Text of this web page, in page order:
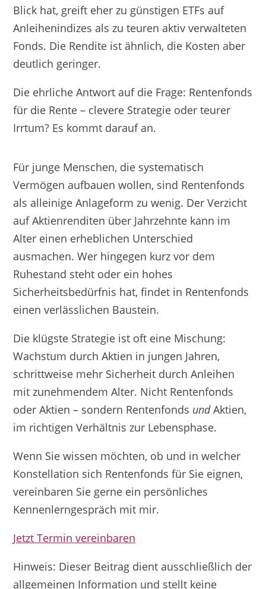
Blick hat, greift eher zu günstigen ETFs auf
Anleihenindizes als zu teuren aktiv verwalteten
Fonds. Die Rendite ist ähnlich, die Kosten aber
deutlich geringer.
Die ehrliche Antwort auf die Frage: Rentenfonds
für die Rente – clevere Strategie oder teurer
Irrtum? Es kommt darauf an.
Für junge Menschen, die systematisch
Vermögen aufbauen wollen, sind Rentenfonds
als alleinige Anlageform zu wenig. Der Verzicht
auf Aktienrenditen über Jahrzehnte kann im
Alter einen erheblichen Unterschied
ausmachen. Wer hingegen kurz vor dem
Ruhestand steht oder ein hohes
Sicherheitsbedürfnis hat, findet in Rentenfonds
einen verlässlichen Baustein.
Die klügste Strategie ist oft eine Mischung:
Wachstum durch Aktien in jungen Jahren,
schrittweise mehr Sicherheit durch Anleihen
mit zunehmendem Alter. Nicht Rentenfonds
oder Aktien – sondern Rentenfonds undAktien,
im richtigen Verhältnis zur Lebensphase.
Wenn Sie wissen möchten, ob und in welcher
Konstellation sich Rentenfonds für Sie eignen,
vereinbaren Sie gerne ein persönliches
Kennenlerngespräch mit mir.
Jetzt Termin vereinbaren
Hinweis: Dieser Beitrag dient ausschließlich der
allgemeinen Information und stellt keine